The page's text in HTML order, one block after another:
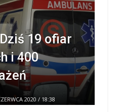
19 ofiar
i 400
2020 / 18:38